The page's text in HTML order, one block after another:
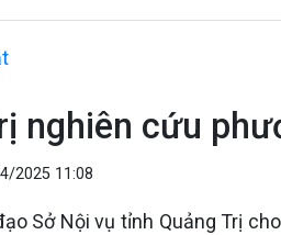
nghiên cứu
2025 11:08
Sở Nội vụ tỉnh Quảng Trị